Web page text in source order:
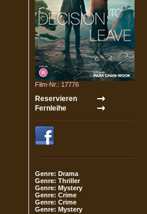
Film-Nr.: 17776
Genre: Drama
Genre: Thriller
Genre: Mystery
Genre: Crime
Genre: Crime
Genre: Mystery